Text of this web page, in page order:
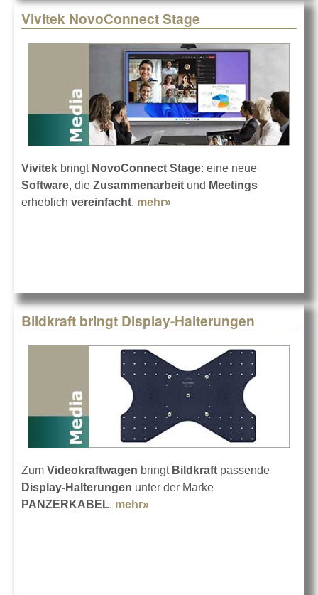
Vivitek NovoConnect Stage
Vivitek bringt NovoConnect Stage: eine neue
Software, die Zusammenarbeit und Meetings
erheblich vereinfacht. mehr»
Bildkraft bringt Display-Halterungen
Zum Videokraftwagen bringt Bildkraft passende
Display-Halterungen unter der Marke
PANZERKABEL. mehr»